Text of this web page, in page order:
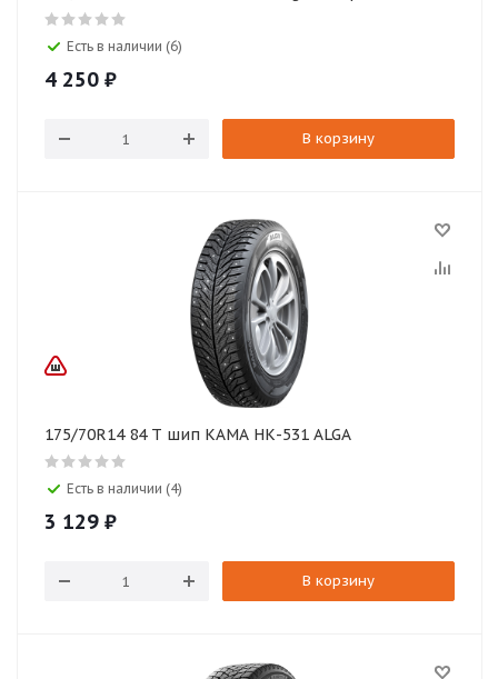
Есть в наличии (6)
4 250 ₽
В корзину
175/70R14 84 T шип КАМА НК-531 ALGA
Есть в наличии (4)
3 129 ₽
В корзину